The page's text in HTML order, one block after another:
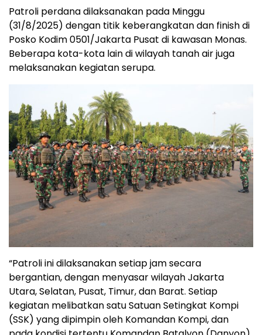
Patroli perdana dilaksanakan pada Minggu
(31/8/2025) dengan titik keberangkatan dan finish di
Posko Kodim 0501/Jakarta Pusat di kawasan Monas.
Beberapa kota-kota lain di wilayah tanah air juga
melaksanakan kegiatan serupa.
“Patroli ini dilaksanakan setiap jam secara
bergantian, dengan menyasar wilayah Jakarta
Utara, Selatan, Pusat, Timur, dan Barat. Setiap
kegiatan melibatkan satu Satuan Setingkat Kompi
(SSK) yang dipimpin oleh Komandan Kompi, dan